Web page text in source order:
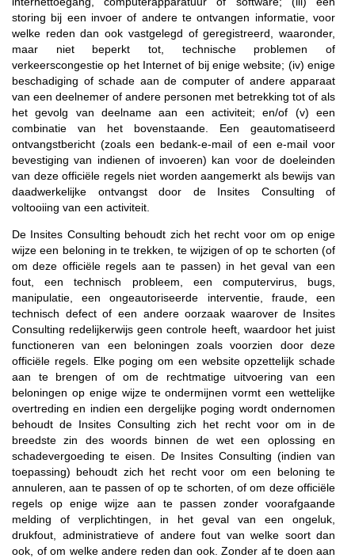
storing bij een invoer of andere te ontvangen informatie, voor
welke reden dan ook vastgelegd of geregistreerd, waaronder,
maar niet beperkt tot, technische problemen of
verkeerscongestie op het Internet of bij enige website; (iv) enige
beschadiging of schade aan de computer of andere apparaat
van een deelnemer of andere personen met betrekking tot of als
het gevolg van deelname aan een activiteit; en/of (v) een
combinatie van het bovenstaande. Een geautomatiseerd
ontvangstbericht (zoals een bedank-e-mail of een e-mail voor
bevestiging van indienen of invoeren) kan voor de doeleinden
van deze officiële regels niet worden aangemerkt als bewijs van
daadwerkelijke ontvangst door de Insites Consulting of
voltooiing van een activiteit.
De Insites Consulting behoudt zich het recht voor om op enige
wijze een beloning in te trekken, te wijzigen of op te schorten (of
om deze officiële regels aan te passen) in het geval van een
fout, een technisch probleem, een computervirus, bugs,
manipulatie, een ongeautoriseerde interventie, fraude, een
technisch defect of een andere oorzaak waarover de Insites
Consulting redelijkerwijs geen controle heeft, waardoor het juist
functioneren van een beloningen zoals voorzien door deze
officiële regels. Elke poging om een website opzettelijk schade
aan te brengen of om de rechtmatige uitvoering van een
beloningen op enige wijze te ondermijnen vormt een wettelijke
overtreding en indien een dergelijke poging wordt ondernomen
behoudt de Insites Consulting zich het recht voor om in de
breedste zin des woords binnen de wet een oplossing en
schadevergoeding te eisen. De Insites Consulting (indien van
toepassing) behoudt zich het recht voor om een beloning te
annuleren, aan te passen of op te schorten, of om deze officiële
regels op enige wijze aan te passen zonder voorafgaande
melding of verplichtingen, in het geval van een ongeluk,
drukfout, administratieve of andere fout van welke soort dan
ook, of om welke andere reden dan ook. Zonder af te doen aan